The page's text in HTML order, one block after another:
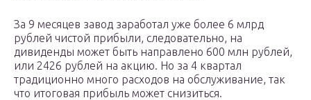
За 9 месяцев завод заработал уже более 6 млрд
рублей чистой прибыли, следовательно, на
дивиденды может быть направлено 600 млн рублей,
или 2426 рублей на акцию. Но за 4 квартал
традиционно много расходов на обслуживание, так
что итоговая прибыль может снизиться.